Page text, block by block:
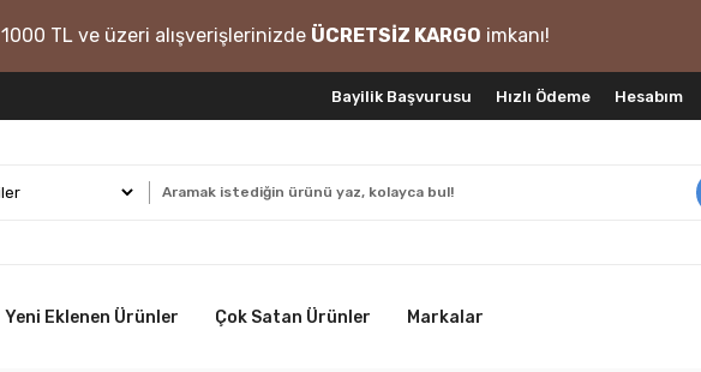
1000 TL ve üzeri alışverişlerinizde ÜCRETSİZ KARGO imkanı!
Bayilik Başvurusu Hızlı Ödeme Hesabım
Yeni Eklenen Ürünler Çok Satan Ürünler Markalar